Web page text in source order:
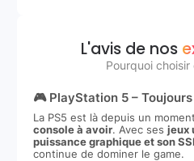
L'avis de nos
Pourquoi
🎮 PlayStation 5 –
La PS5 est là depuis un
console à avoir. Avec ses jeux
puissance graphique et son
continue de dominer le game.